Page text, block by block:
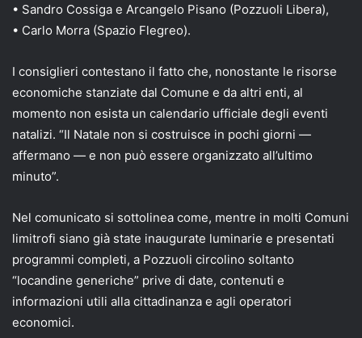
• Sandro Cossiga e Arcangelo Pisano (Pozzuoli Libera),
• Carlo Morra (Spazio Flegreo).
I consiglieri contestano il fatto che, nonostante le risorse
economiche stanziate dal Comune e da altri enti, al
momento non esista un calendario ufficiale degli eventi
natalizi. “Il Natale non si costruisce in pochi giorni —
affermano — e non può essere organizzato all’ultimo
minuto”.
Nel comunicato si sottolinea come, mentre in molti Comuni
limitrofi siano già state inaugurate luminarie e presentati
programmi completi, a Pozzuoli circolino soltanto
“locandine generiche” prive di date, contenuti e
informazioni utili alla cittadinanza e agli operatori
economici.